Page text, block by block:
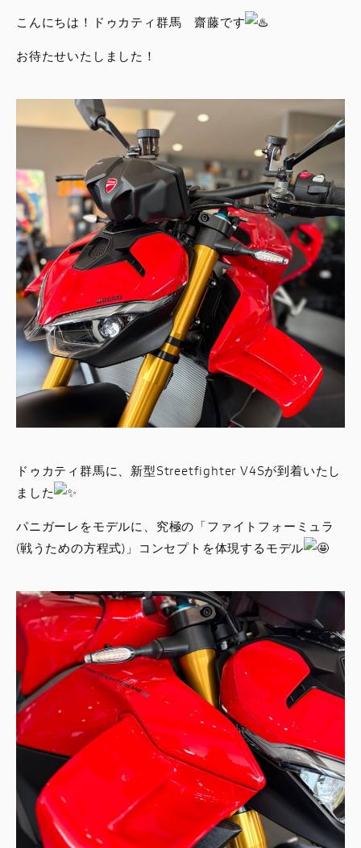
こんにちは！ドゥカティ群馬 齋藤です
お待たせいたしました！
ドゥカティ群馬に、新型Streetfighter V4Sが到着いたし
ました
パニガーレをモデルに、究極の「ファイトフォーミュラ
(戦うための方程式)」コンセプトを体現するモデル